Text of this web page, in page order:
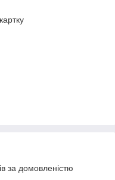
за домовленістю